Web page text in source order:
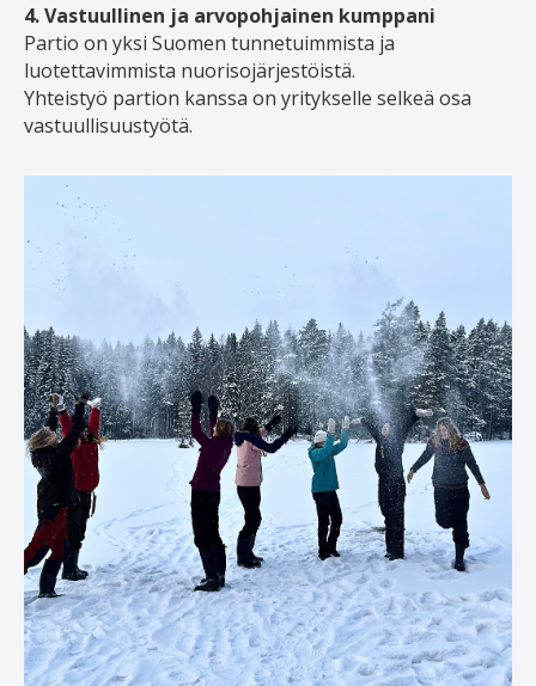
4. Vastuullinen ja arvopohjainen kumppani
Partio on yksi Suomen tunnetuimmista ja
luotettavimmista nuorisojärjestöistä.
Yhteistyö partion kanssa on yritykselle selkeä osa
vastuullisuustyötä.